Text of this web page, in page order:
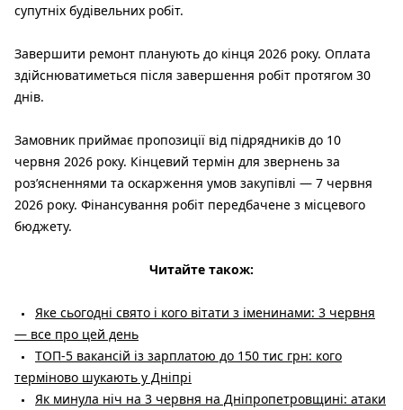
супутніх будівельних робіт.
Завершити ремонт планують до кінця 2026 року. Оплата
здійснюватиметься після завершення робіт протягом 30
днів.
Замовник приймає пропозиції від підрядників до 10
червня 2026 року. Кінцевий термін для звернень за
роз’ясненнями та оскарження умов закупівлі — 7 червня
2026 року. Фінансування робіт передбачене з місцевого
бюджету.
Читайте також:
Яке сьогодні свято і кого вітати з іменинами: 3 червня
— все про цей день
ТОП-5 вакансій із зарплатою до 150 тис грн: кого
терміново шукають у Дніпрі
Як минула ніч на 3 червня на Дніпропетровщині: атаки